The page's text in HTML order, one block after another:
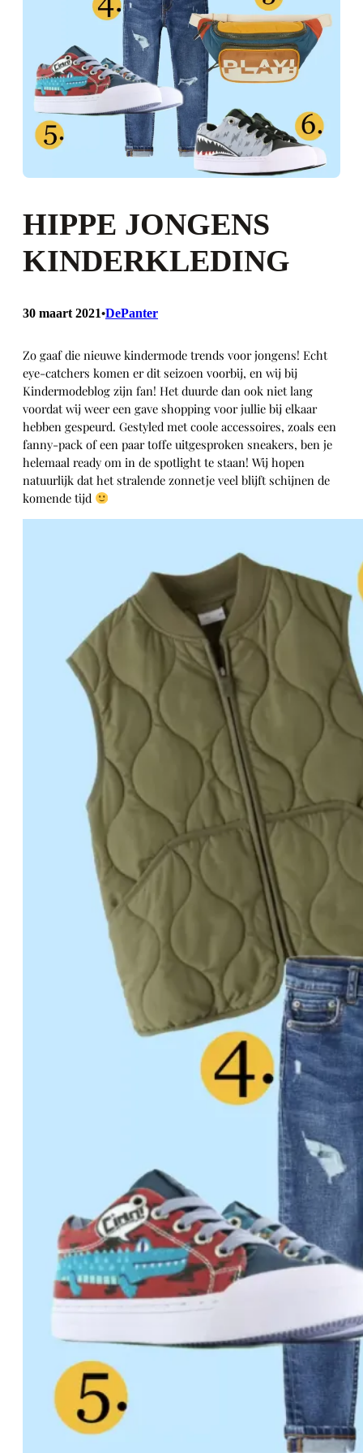
HIPPE JONGENS
KINDERKLEDING
30 maart 2021•DePanter
Zo gaaf die nieuwe kindermode trends voor jongens! Echt
eye-catchers komen er dit seizoen voorbij, en wij bij
Kindermodeblog zijn fan! Het duurde dan ook niet lang
voordat wij weer een gave shopping voor jullie bij elkaar
hebben gespeurd. Gestyled met coole accessoires, zoals een
fanny-pack of een paar toffe uitgesproken sneakers, ben je
helemaal ready om in de spotlight te staan! Wij hopen
natuurlijk dat het stralende zonnetje veel blijft schijnen de
komende tijd